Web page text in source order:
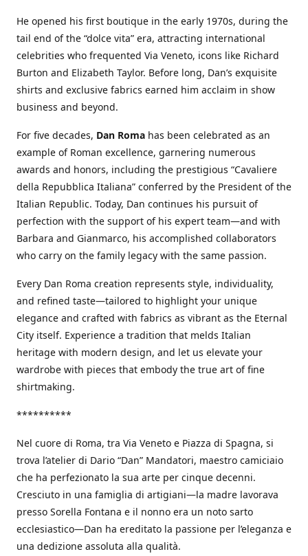
He opened his first boutique in the early 1970s, during the
tail end of the “dolce vita” era, attracting international
celebrities who frequented Via Veneto, icons like Richard
Burton and Elizabeth Taylor. Before long, Dan’s exquisite
shirts and exclusive fabrics earned him acclaim in show
business and beyond.
For five decades, Dan Roma has been celebrated as an
example of Roman excellence, garnering numerous
awards and honors, including the prestigious “Cavaliere
della Repubblica Italiana” conferred by the President of the
Italian Republic. Today, Dan continues his pursuit of
perfection with the support of his expert team—and with
Barbara and Gianmarco, his accomplished collaborators
who carry on the family legacy with the same passion.
Every Dan Roma creation represents style, individuality,
and refined taste—tailored to highlight your unique
elegance and crafted with fabrics as vibrant as the Eternal
City itself. Experience a tradition that melds Italian
heritage with modern design, and let us elevate your
wardrobe with pieces that embody the true art of fine
shirtmaking.
**********
Nel cuore di Roma, tra Via Veneto e Piazza di Spagna, si
trova l’atelier di Dario “Dan” Mandatori, maestro camiciaio
che ha perfezionato la sua arte per cinque decenni.
Cresciuto in una famiglia di artigiani—la madre lavorava
presso Sorella Fontana e il nonno era un noto sarto
ecclesiastico—Dan ha ereditato la passione per l’eleganza e
una dedizione assoluta alla qualità.